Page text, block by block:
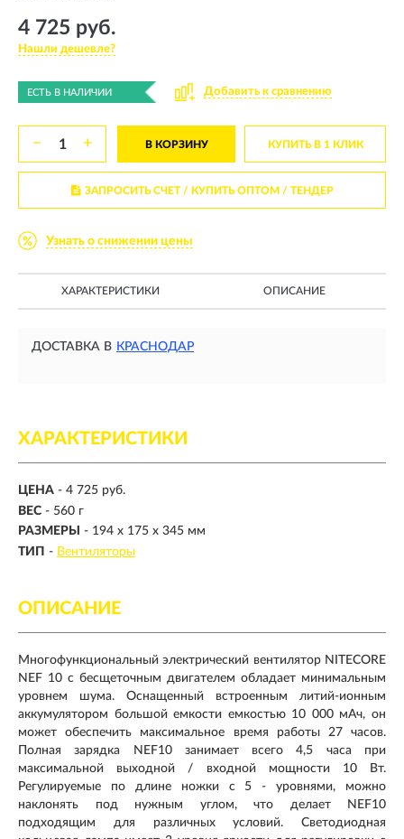
4 725 руб.
Нашли дешевле?
ЕСТЬ В НАЛИЧИИ Добавить к сравнению
− + В КОРЗИНУ КУПИТЬ В 1 КЛИК
ЗАПРОСИТЬ СЧЕТ / КУПИТЬ ОПТОМ/ ТЕНДЕР
Узнать о снижении цены
ХАРАКТЕРИСТИКИ ОПИСАНИЕ
ДОСТАВКА В КРАСНОДАР
ХАРАКТЕРИСТИКИ
ЦЕНА - 4 725 руб.
ВЕС - 560 г
РАЗМЕРЫ
- 194 х 175 х 345 мм
ТИП - Вентиляторы
ОПИСАНИЕ
Многофункциональный электрический вентилятор NITECORE
NEF 10 с бесщеточным двигателем обладает минимальным
уровнем шума. Оснащенный встроенным литий-ионным
аккумулятором большой емкости емкостью 10 000 мАч, он
может обеспечить максимальное время работы 27 часов.
Полная зарядка NEF10 занимает всего 4,5 часа при
максимальной выходной / входной мощности 10 Вт.
Регулируемые по длине ножки c 5 - уровнями, можно
наклонять под нужным углом, что делает NEF10
подходящим для различных условий. Светодиодная